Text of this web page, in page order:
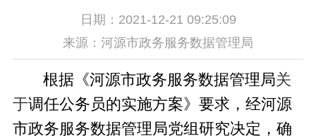
日期：2021-12-21 09:25:09
来源：河源市政务服务数据管理局
根据《河源市政务服务数据管理局关
于调任公务员的实施方案》要求，经河源
市政务服务数据管理局党组研究决定，确